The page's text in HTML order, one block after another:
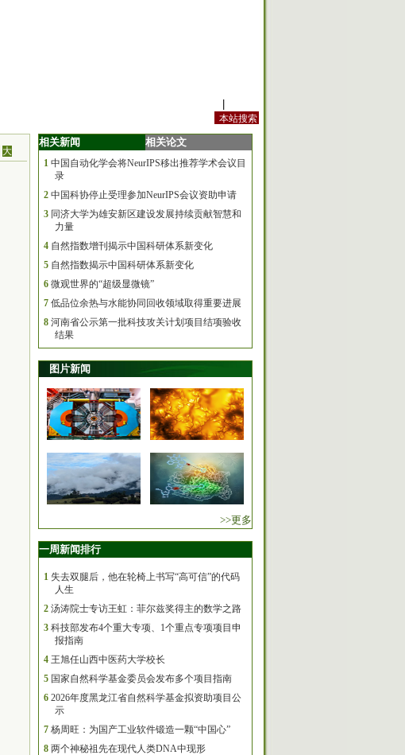
大
相关新闻 相关论文
1 中国自动化学会将NeurIPS移出推荐学术会议目
录
2 中国科协停止受理参加NeurIPS会议资助申请
3 同济大学为雄安新区建设发展持续贡献智慧和
力量
4 自然指数增刊揭示中国科研体系新变化
5 自然指数揭示中国科研体系新变化
6 微观世界的“超级显微镜”
7 低品位余热与水能协同回收领域取得重要进展
8 河南省公示第一批科技攻关计划项目结项验收
结果
图片新闻
>>更多
一周新闻排行
1 失去双腿后，他在轮椅上书写“高可信”的代码
人生
2 汤涛院士专访王虹：菲尔兹奖得主的数学之路
3 科技部发布4个重大专项、1个重点专项项目申
报指南
4 王旭任山西中医药大学校长
5 国家自然科学基金委员会发布多个项目指南
6 2026年度黑龙江省自然科学基金拟资助项目公
示
7 杨周旺：为国产工业软件锻造一颗“中国心”
8 两个神秘祖先在现代人类DNA中现形